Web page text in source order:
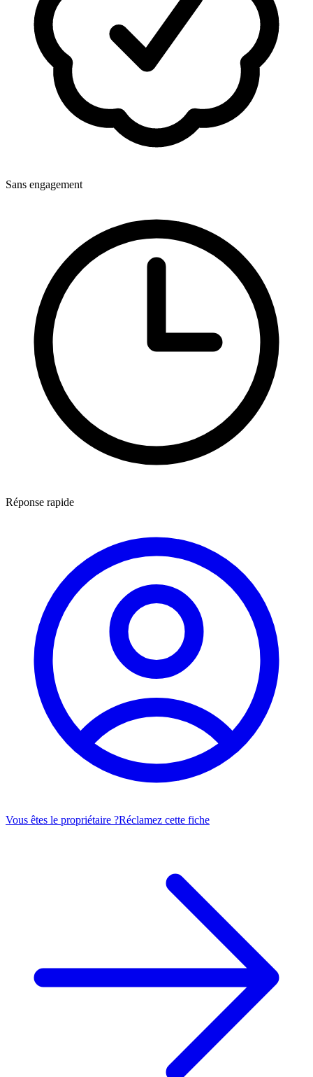
Sans engagement
Réponse rapide
Vous êtes le propriétaire ?Réclamez cette fiche